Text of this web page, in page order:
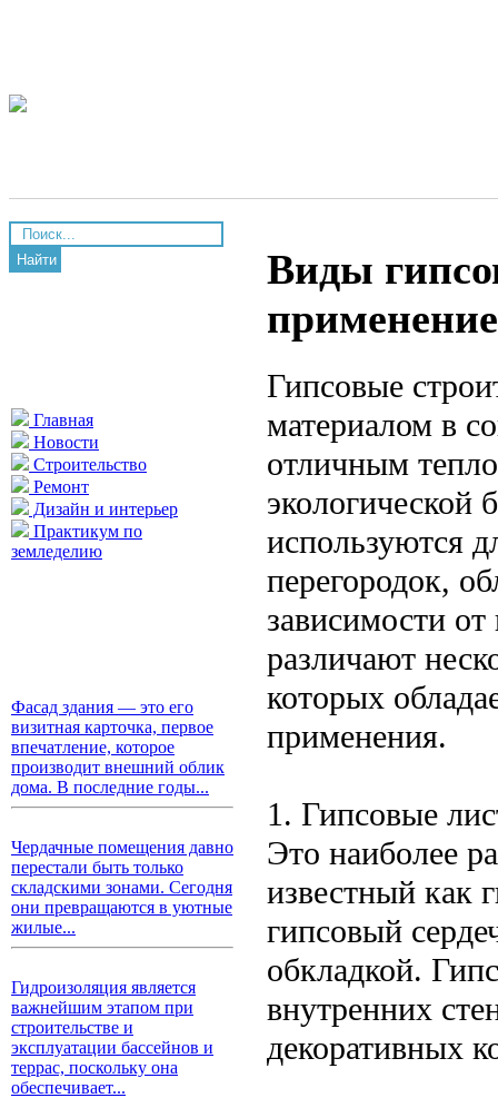
Найти
Главная
Новости
Строительство
Ремонт
Дизайн и интерьер
Практикум по
земледелию
Фасад здания — это его
визитная карточка, первое
впечатление, которое
производит внешний облик
дома. В последние годы...
Чердачные помещения давно
перестали быть только
складскими зонами. Сегодня
они превращаются в уютные
жилые...
Гидроизоляция является
важнейшим этапом при
строительстве и
эксплуатации бассейнов и
террас, поскольку она
обеспечивает...
Виды
применение
Гипсовые
материалом в
отличным
экологической
используются
перегородок,
зависимости от
различают
которых
применения.
1. Гипсовые
Это наиболее
известный как
гипсовый
обкладкой.
внутренних
декоративных